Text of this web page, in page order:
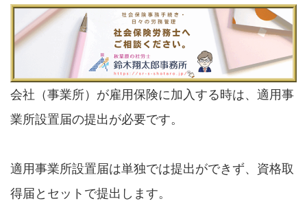
会社（事業所）が雇用保険に加入する時は、適用事
業所設置届の提出が必要です。
適用事業所設置届は単独では提出ができず、資格取
得届とセットで提出します。